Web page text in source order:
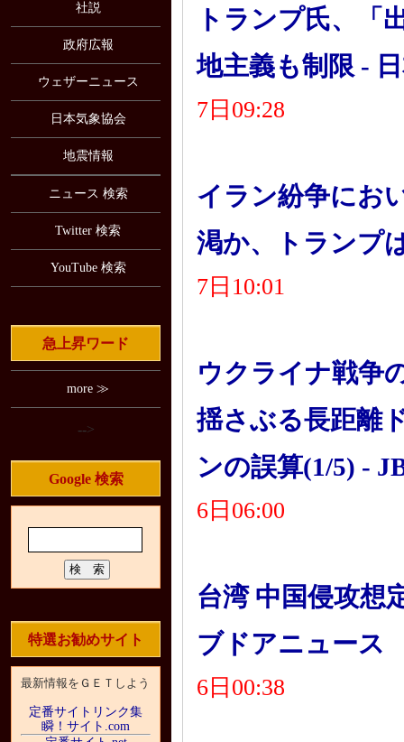
トランプ氏、「
地主義も制限 -
7日09:28
イラン紛争にお
渇か、トランプ
7日10:01
ウクライナ戦争
揺さぶる長距離
ンの誤算(1/5) -
6日06:00
台湾 中国侵攻想
ブドアニュース
6日00:38
社説
政府広報
ウェザーニュース
日本気象協会
地震情報
ニュース 検索
Twitter 検索
YouTube 検索
急上昇ワード
more ≫
-->
Google 検索
特選お勧めサイト
最新情報をＧＥＴしよう
定番サイトリンク集
瞬！サイト.com